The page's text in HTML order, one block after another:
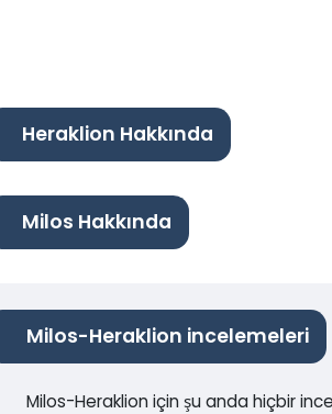
Heraklion Hakkında
Milos Hakkında
Milos-Heraklion incelemeleri
Milos-Heraklion için şu anda hiçbir